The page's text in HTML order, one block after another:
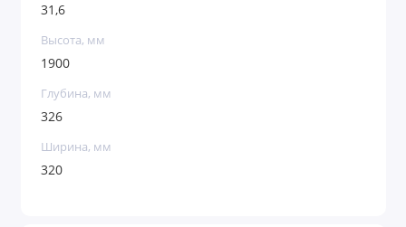
31,6
Высота, мм
1900
Глубина, мм
326
Ширина, мм
320